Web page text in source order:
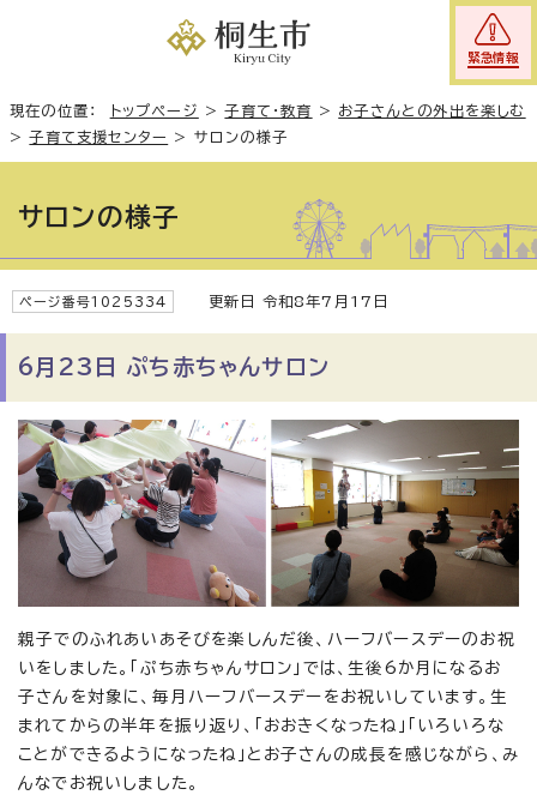
緊急情報
現在の位置： トップページ >子育て・教育 > お子さんとの外出を楽しむ
>子育て支援センター > サロンの様子
サロンの様子
ページ番号1025334 更新日 令和8年7月17日
6月23日 ぷち赤ちゃんサロン
親子でのふれあいあそびを楽しんだ後、ハーフバースデーのお祝
いをしました。「ぷち赤ちゃんサロン」では、生後6か月になるお
子さんを対象に、毎月ハーフバースデーをお祝いしています。生
まれてからの半年を振り返り、「おおきくなったね」「いろいろな
ことができるようになったね」とお子さんの成長を感じながら、み
んなでお祝いしました。